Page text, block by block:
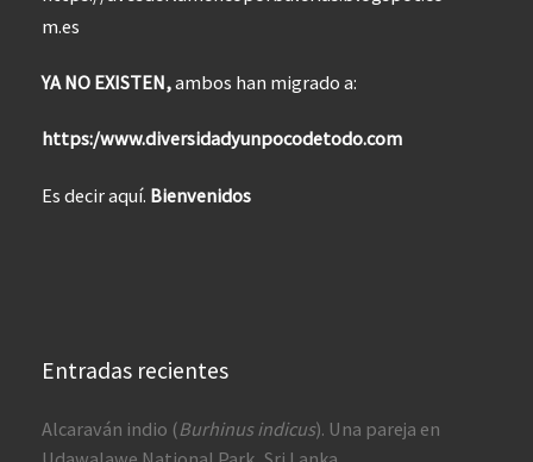
m.es
YA NO EXISTEN,ambos han migrado a:
https:/www.diversidadyunpocodetodo.com
Es decir aquí. Bienvenidos
Entradas recientes
Alcaraván indio (Burhinus indicus). Una pareja en